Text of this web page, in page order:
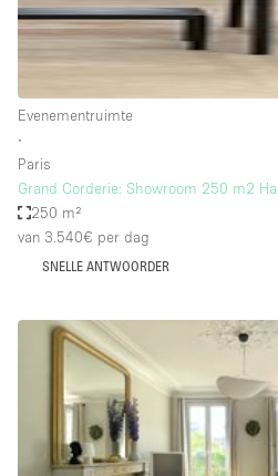
Galerie
Kantoorruimte
Kraampje / Marktkraam
Magazijn
Markt / Festival
Overige
Restaurant / Bar / Café
Salon
Unieke ruimte
Evenementruimte
∙
Paris
Grand Corderie: Showroom 250 m2
250 m²
van 3.540€ per dag
SNELLE ANTWOORDER